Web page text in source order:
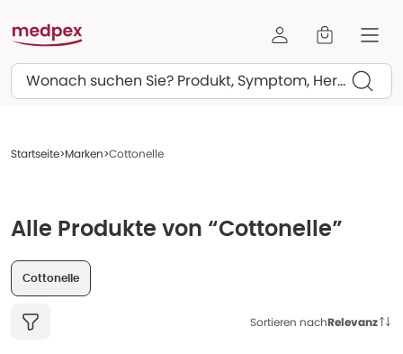
Suchen
Startseite Marken Cottonelle
Alle Produkte von “Cottonelle”
Cottonelle
Sortieren nachRelevanz